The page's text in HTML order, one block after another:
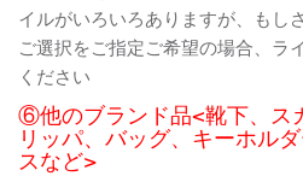
イルがいろいろありますが、もし
ご選択をご指定ご希望の場合、ラ
ください
⑥他のブランド品<靴下、ス
リッパ、バッグ、キーホル
スなど>